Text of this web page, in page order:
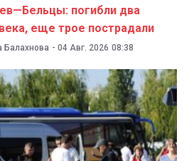
погибли два
еще трое пострадали
Балахнова - 04 Авг. 2026 08:38